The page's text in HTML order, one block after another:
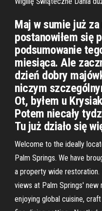
Maj w sumie już
postanowiłem się
podsumowanie
miesiąca. Ale
dzień dobry
niczym
Ot, byłem u
Potem niecały
Tu już działo się
Welcome to the ideally
Palm Springs. We have
a property wide
views at Palm Springs' new
enjoying global cuisine,